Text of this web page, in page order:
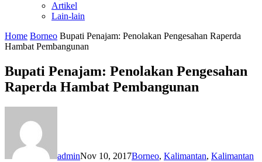
Artikel
Lain-lain
Home Borneo Bupati Penajam: Penolakan Pengesahan Raperda
Hambat Pembangunan
Bupati Penajam: Penolakan Pengesahan
Raperda Hambat Pembangunan
adminNov 10, 2017Borneo, Kalimantan, Kalimantan